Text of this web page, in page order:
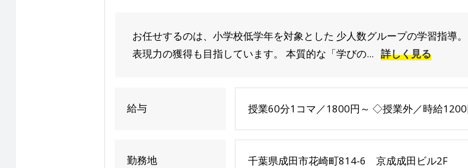
お任せするのは、小学校低学年を対象とした 少人数グループの学習指導
表現力の獲得も目指しています。 本質的な「学びの... 詳しく見る
給与 授業60分1コマ／1800円～ ◇授業外／時給1200
勤務地 千葉県成田市花崎町814-6 京成成田ビル2F